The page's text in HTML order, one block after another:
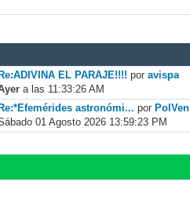
Re:ADIVINA EL PARAJE!!!! poravispa
a las 11:33:26 AM
Re:*Efemérides astronómi... por PolVen
01 Agosto 2026 13:59:23 PM